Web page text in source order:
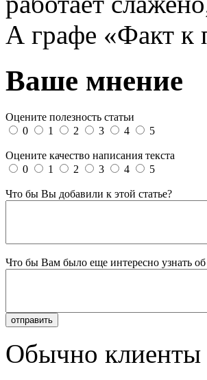
А графе «Факт к
Ваше мнение
Оцените полезность статьи
0
1 2 3 4 5
Оцените качество написания текста
0
1 2 3 4 5
Что бы Вы добавили к этой статье?
Что бы Вам было еще интересно узнать об
Обычно клиенты